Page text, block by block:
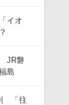
イオ
JR磐
島
「往